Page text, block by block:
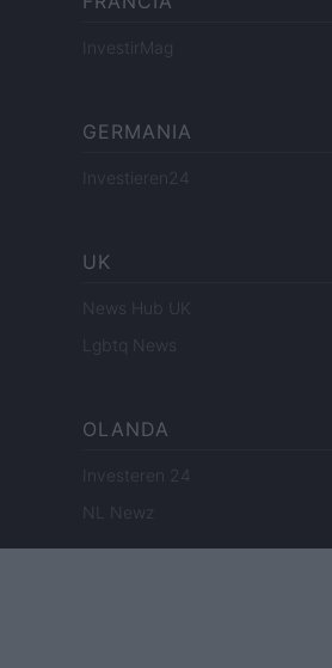
InvestirMag
GERMANIA
Investieren24
UK
News Hub UK
Lgbtq News
OLANDA
Investeren 24
NL Newz